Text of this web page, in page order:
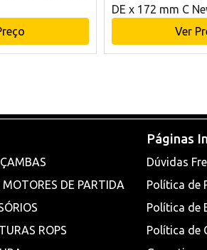
DE x 172 mm C
Ver
MOTORES DE PARTIDA
ROPS
Páginas
Dúvidas
Política de
Política de
Política de